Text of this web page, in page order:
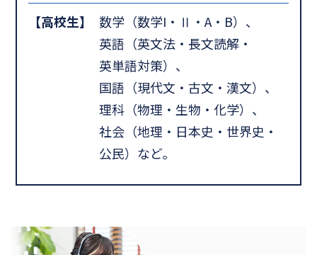
【高校生】
数学（数学I・Ⅱ・A・B）、
英語（英文法・長文読解・
英単語対策）、
国語（現代文・古文・漢文）、
理科（物理・生物・化学）、
社会（地理・日本史・世界史・
公民）など。